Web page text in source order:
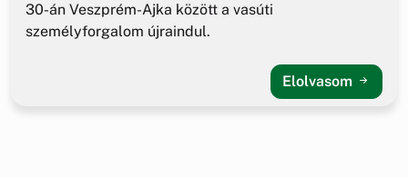
30-án Veszprém-Ajka között a vasúti
személyforgalom újraindul.
Elolvasom